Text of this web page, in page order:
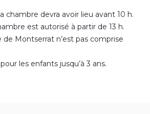
chambre devra avoir lieu avant 10 h.
est autorisé à partir de 13 h.
de Montserrat n’est pas comprise
les enfants jusqu’à 3 ans.